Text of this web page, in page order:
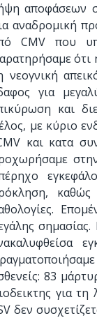
αποφάσεων
αναδρομική
CMV που
ότι
νεογνική
για
και
με κύριο
και κατα
83
για
δεν